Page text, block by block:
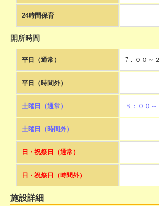
24時間保育
開所時間
平日（通常） 7：００～
平日（時間外）
土曜日（通常） ８：００～
土曜日（時間外）
日・祝祭日（通常）
日・祝祭日（時間外）
施設詳細